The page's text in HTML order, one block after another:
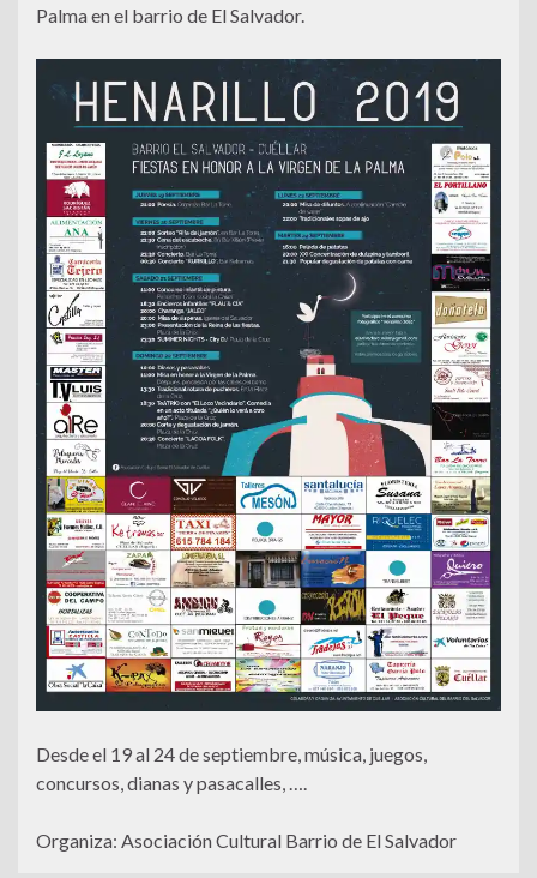
Palma en el barrio de El Salvador.
Desde el 19 al 24 de septiembre, música, juegos,
concursos, dianas y pasacalles, ….
Organiza: Asociación Cultural Barrio de El Salvador